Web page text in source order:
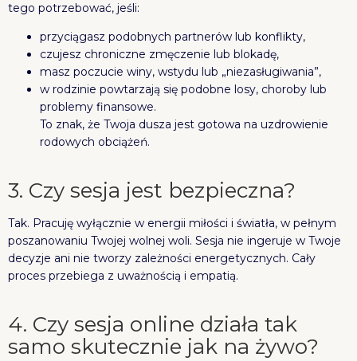
tego potrzebować, jeśli:
przyciągasz podobnych partnerów lub konflikty,
czujesz chroniczne zmęczenie lub blokadę,
masz poczucie winy, wstydu lub „niezasługiwania”,
w rodzinie powtarzają się podobne losy, choroby lub
problemy finansowe.
To znak, że Twoja dusza jest gotowa na uzdrowienie
rodowych obciążeń.
3. Czy sesja jest bezpieczna?
Tak. Pracuję wyłącznie w energii miłości i światła, w pełnym
poszanowaniu Twojej wolnej woli. Sesja nie ingeruje w Twoje
decyzje ani nie tworzy zależności energetycznych. Cały
proces przebiega z uważnością i empatią.
4. Czy sesja online działa tak
samo skutecznie jak na żywo?